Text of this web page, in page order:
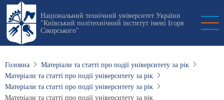
Перейти
основного
вмісту
Національний технічний університет України
"Київський політехнічний інститут імені Ігоря
Сікорського"
Головна
Матеріали та статті про події університету за рік
Матеріали та статті про події університету за рік
Матеріали та статті про події університету за рік
Матеріали та статті про події університету за рік